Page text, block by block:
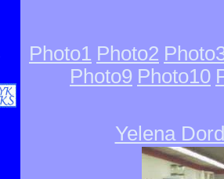
Photo1 Photo2
Photo9 Photo10
Yelena